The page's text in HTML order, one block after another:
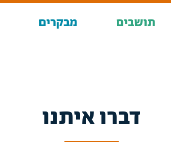
תושבים מבקרים
דברו איתנו